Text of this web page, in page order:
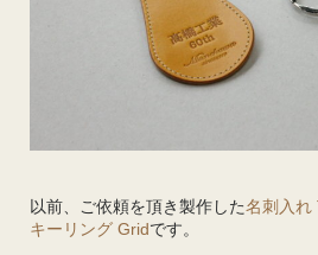
以前、ご依頼を頂き製作した名刺入れ
キーリング Gridです。